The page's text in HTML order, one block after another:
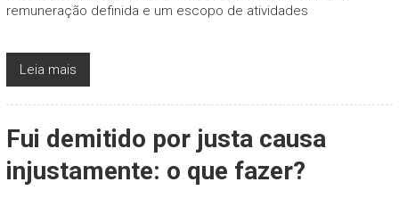
remuneração definida e um escopo de atividades
Leia mais
Fui demitido por justa causa
injustamente: o que fazer?